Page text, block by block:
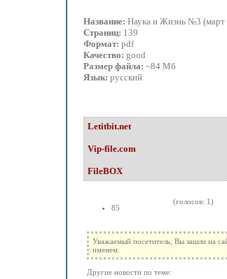
Название: Наука и Жизнь №3 (март
Страниц: 139
Формат: pdf
Качество: good
Размер файла: ~84 Мб
Язык: русский
Letitbit.net
Vip-file.com
FileBOX
85
(голосов: 1)
Уважаемый посетитель, Вы зашли на
именем.
Другие новости по теме: